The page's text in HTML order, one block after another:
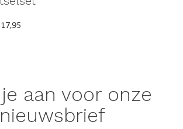
aan voor onze
nieuwsbrief